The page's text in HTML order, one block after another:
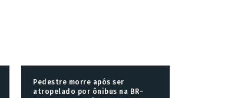
Pedestre morre após ser
atropelado por ônibus na BR-